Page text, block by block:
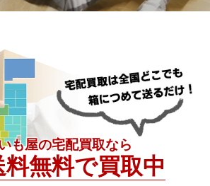
グガン
ツ
ッズ
刀
品
も屋の宅配買取なら
無料で買取中